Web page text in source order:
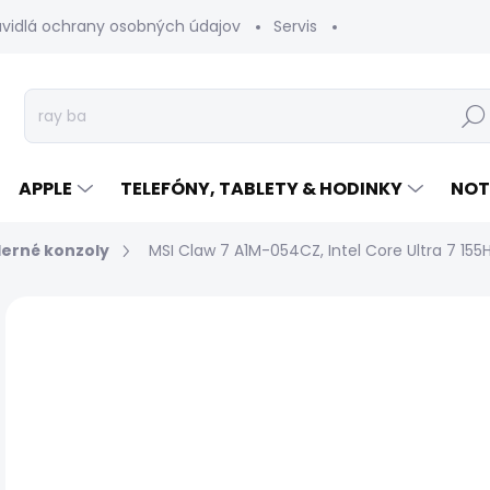
ochrany osobných údajov Servis
Hľadať
APPLE TELEFÓNY, TABLETY & HODINKY
konzoly MSI Claw 7 A1M-054CZ, Intel Core Ultra 7